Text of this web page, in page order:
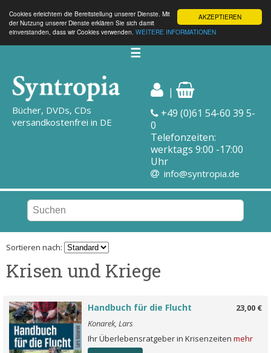
AKZEPTIEREN
Cookies erleichtern die Bereitstellung unserer Dienste. Mit
der Nutzung unserer Dienste erklären Sie sich damit
einverstanden, dass wir Cookies verwenden. WEITERE INFORMATIONEN
☰
Bücher, DVDs, CDs
versandkostenfrei in DE
|
+49 (0)61 54-60 39 5-
0
Telefonzeiten:
werktags 9:00 -17:00
Uhr
info@syntropia.de
Sortieren nach:
Krisen und Kriege
23,00 €
Handbuch für die Flucht
Konarek, Lars
Ihr Überlebensratgeber in Krisenzeiten mehr